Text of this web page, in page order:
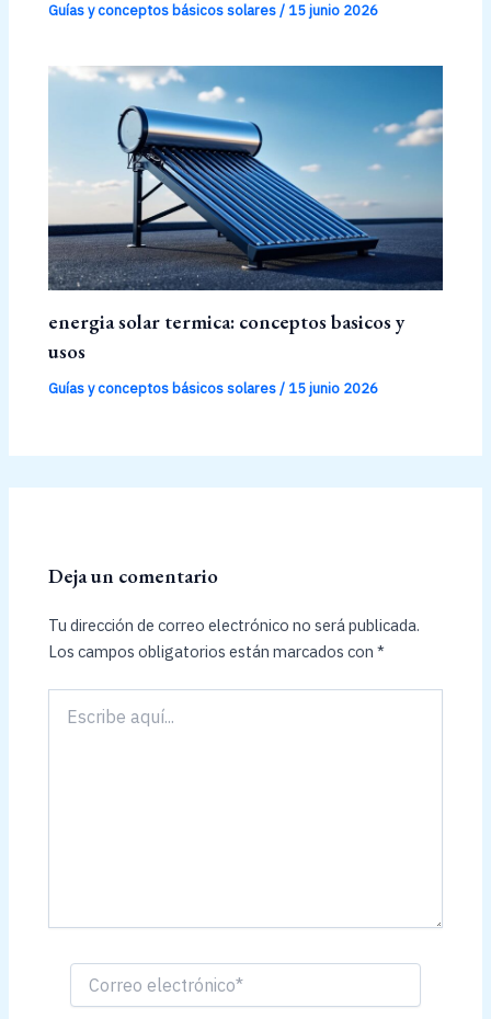
Guías y conceptos básicos solares/ 15 junio 2026
energia solar termica: conceptos basicos y
usos
Guías y conceptos básicos solares/ 15 junio 2026
Deja un comentario
Tu dirección de correo electrónico no será publicada.
Los campos obligatorios están marcados con*
aquí...
Correo
electrónico*